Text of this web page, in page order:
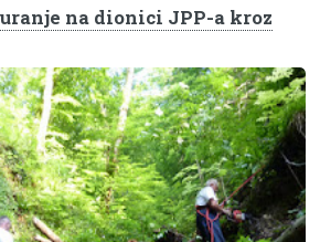
na dionici JPP-a kroz